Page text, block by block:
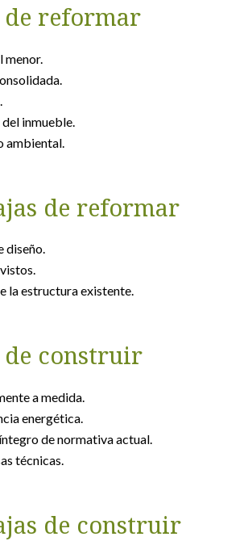
de reformar
menor.
inmueble.
ambiental.
de reformar
diseño.
la estructura existente.
de construir
a medida.
energética.
de normativa actual.
técnicas.
de construir